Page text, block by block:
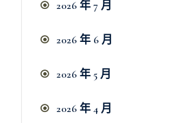
2026 年 7 月
2026 年 6 月
2026 年 5 月
2026 年 4 月